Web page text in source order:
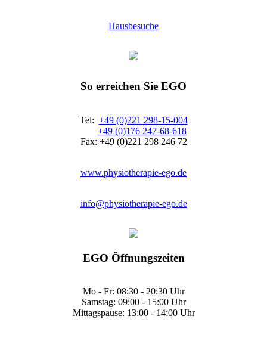
Hausbesuche
So erreichen Sie EGO
Tel: +49 (0)221 298-15-004
+49 (0)176 247-68-618
Fax: +49 (0)221 298 246 72
www.physiotherapie-ego.de
info@physiotherapie-ego.de
EGO Öffnungszeiten
Mo - Fr: 08:30 - 20:30 Uhr
Samstag: 09:00 - 15:00 Uhr
Mittagspause: 13:00 - 14:00 Uhr